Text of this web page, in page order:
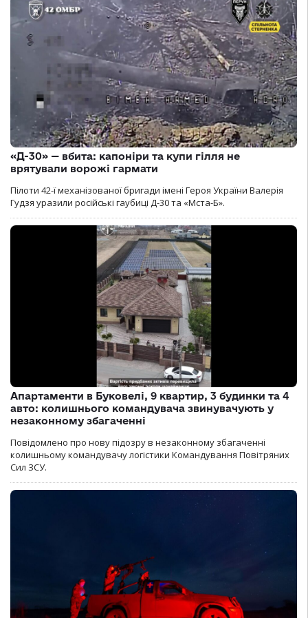
«Д-30» — вбита: капоніри та купи гілля не
врятували ворожі гармати
Пілоти 42-ї механізованої бригади імені Героя України Валерія
Гудзя уразили російські гаубиці Д-30 та «Мста-Б».
Апартаменти в Буковелі, 9 квартир, 3 будинки та 4
авто: колишнього командувача звинувачують у
незаконному збагаченні
Повідомлено про нову підозру в незаконному збагаченні
колишньому командувачу логістики Командування Повітряних
Сил ЗСУ.